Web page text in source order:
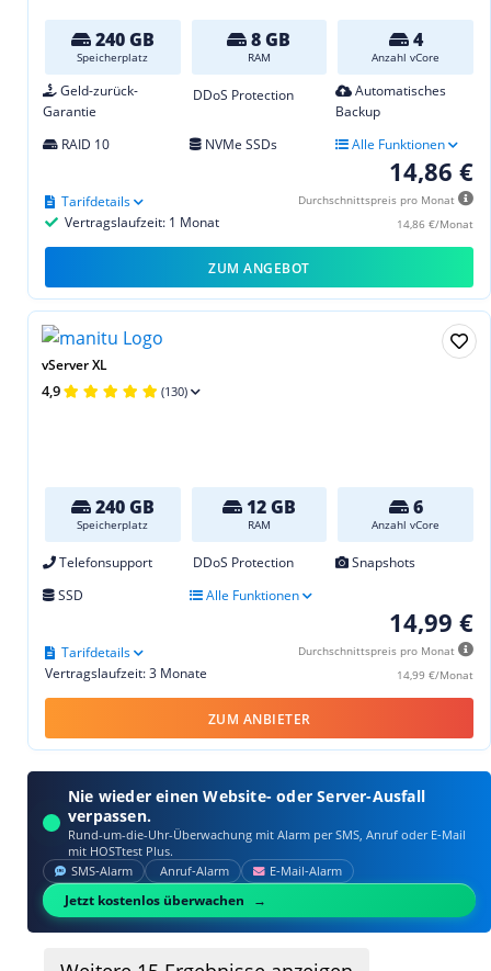
240 GB
Speicherplatz
8 GB
RAM
4
Anzahl vCore
Geld-zurück-
Garantie
DDoS Protection
Automatisches
Backup
RAID 10
NVMe SSDs Alle Funktionen
14,86 €
Durchschnittspreis pro Monat
14,86 €/Monat
Vertragslaufzeit: 1 Monat
Tarifdetails
ZUM ANGEBOT
vServer XL
4,9 (130)
240 GB
Speicherplatz
12 GB
RAM
6
Anzahl vCore
Telefonsupport DDoS Protection
Snapshots
SSD
Alle Funktionen
14,99 €
Durchschnittspreis pro Monat
14,99 €/Monat
Vertragslaufzeit: 3 Monate
Tarifdetails
ZUM ANBIETER
Nie wieder einen Website- oder Server-Ausfall
verpassen.
Rund-um-die-Uhr-Überwachung mit Alarm per SMS, Anruf oder E‑Mail
mit HOSTtest Plus.
SMS‑Alarm Anruf‑Alarm E‑Mail‑Alarm
Jetzt kostenlos überwachen